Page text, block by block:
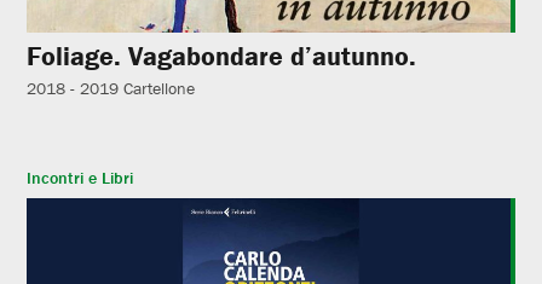
Foliage. Vagabondare d’autunno.
2018 - 2019 Cartellone
Incontri e Libri